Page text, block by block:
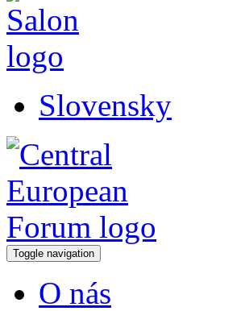
Slovensky
Toggle navigation
O nás